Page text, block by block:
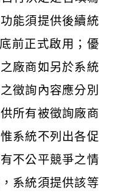
能須提供後續統
前正式啟用；優
廠商如另於系統
徵詢內容應分別
所有被徵詢廠商
系統不列出各促
不公平競爭之情
系統須提供該等